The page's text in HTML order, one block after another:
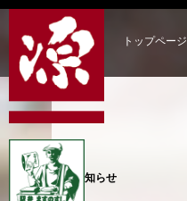
トップページ
お知らせ